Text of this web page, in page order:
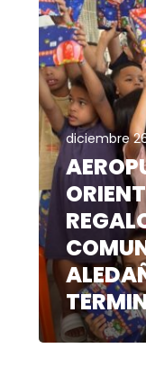
diciembre